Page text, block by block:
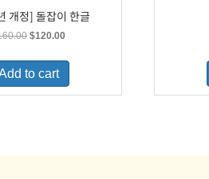
개정] 돌잡이 한글
Original
was:
$160.00.
$120.00Current
is:
to cart